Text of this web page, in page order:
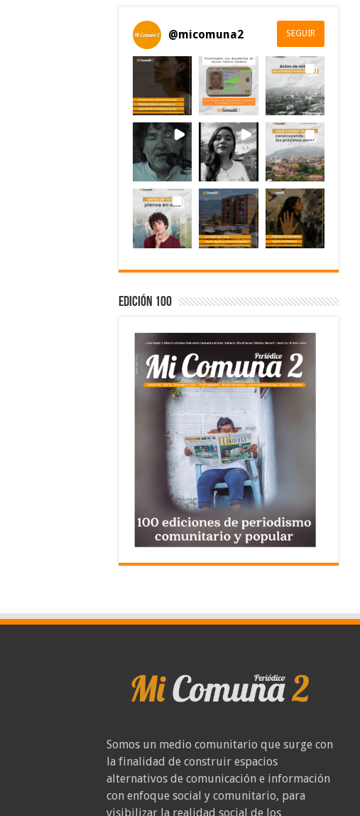
@micomuna2 SEGUIR
Edición 100
Somos un medio comunitario que surge con
la finalidad de construir espacios
alternativos de comunicación e información
con enfoque social y comunitario, para
visibilizar la realidad social de los